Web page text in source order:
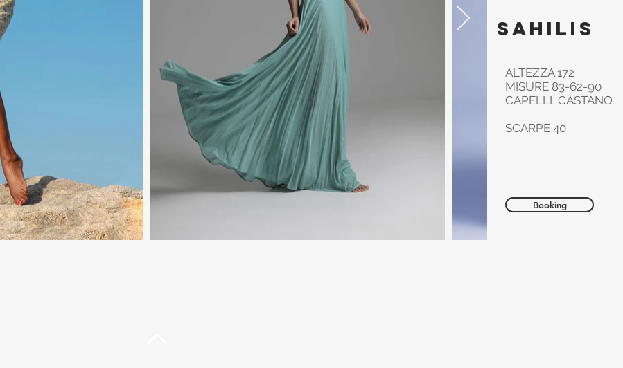
sahilis
ALTEZZA 172
MISURE 83-62-90
CAPELLI CASTANO
SCARPE 40
Booking